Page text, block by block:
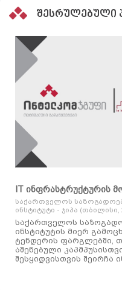
შესრულებული
IT ინფრასტრუქტურის
საქართველოს
ინსტიტუტი - ჯიპა (თბილისი,
საქართველოს
ინსტიტუტის მიერ
ტენდერის ფარგლებში,
აშენებული
შესყიდვისთვის შეირჩა